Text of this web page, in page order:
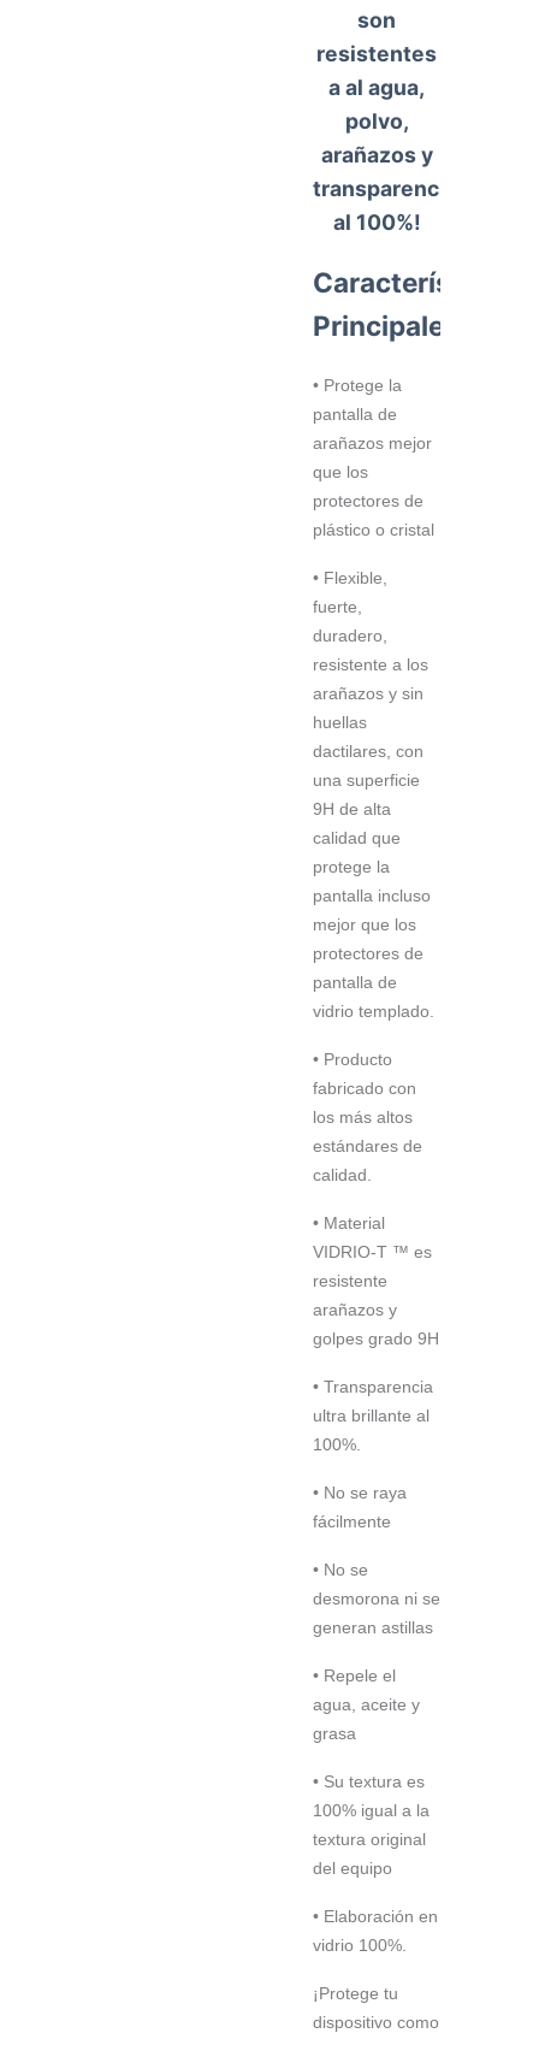
son
resistentes
a al agua,
polvo,
arañazos y
transparencia
al 100%!
Características
Principales
• Protege la
pantalla de
arañazos mejor
que los
protectores de
plástico o cristal
• Flexible,
fuerte,
duradero,
resistente a los
arañazos y sin
huellas
dactilares, con
una superficie
9H de alta
calidad que
protege la
pantalla incluso
mejor que los
protectores de
pantalla de
vidrio templado.
• Producto
fabricado con
los más altos
estándares de
calidad.
• Material
VIDRIO-T ™ es
resistente
arañazos y
golpes grado 9H
• Transparencia
ultra brillante al
100%.
• No se raya
fácilmente
• No se
desmorona ni se
generan astillas
• Repele el
agua, aceite y
grasa
• Su textura es
100% igual a la
textura original
del equipo
• Elaboración en
vidrio 100%.
¡Protege tu
dispositivo como